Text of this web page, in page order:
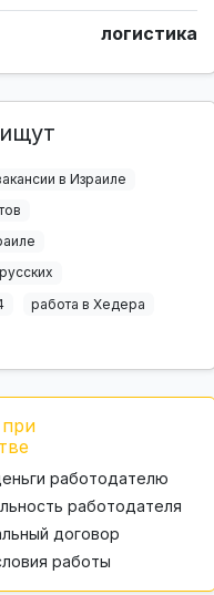
логистика
в Израиле
работа в Хедера
работодателю
работодателя
договор
работы